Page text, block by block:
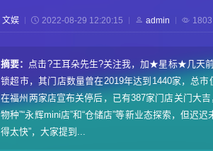
文娱 2022-08-29 12:20:15 admin 1803
摘要：
点击?王耳朵先生?关注我，加★星标★几天
锁超市，其门店数量曾在2019年达到1440家，总
在福州两家店宣布关停后，已有387家门店关门大
物种”“永辉mini店”和“仓储店”等新业态探索，但迟
得太快”，大家提到...